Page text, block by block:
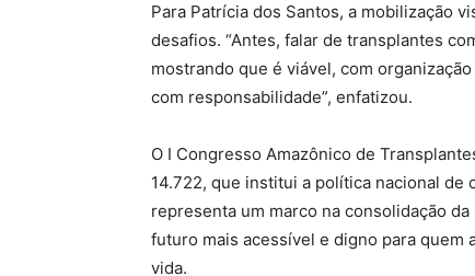
Para Patrícia dos Santos, a mobilização
desafios. “Antes, falar de transplantes
mostrando que é viável, com
com responsabilidade”, enfatizou.
O I Congresso Amazônico de
14.722, que institui a política nacional
representa um marco na consolidação
futuro mais acessível e digno para quem
vida.